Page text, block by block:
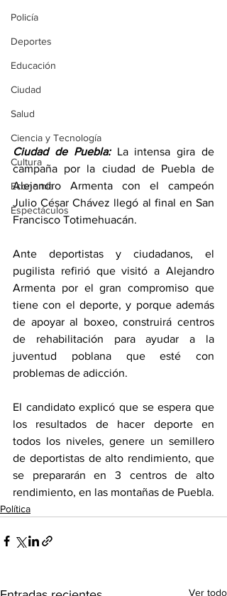
Policía
Deportes
Educación
Ciudad
Salud
Ciencia y Tecnología
Cultura
Economía
Espectáculos
Ciudad de Puebla: La intensa gira de
campaña por la ciudad de Puebla de
Alejandro Armenta con el campeón
Julio César Chávez llegó al final en San
Francisco Totimehuacán.
Ante deportistas y ciudadanos, el
pugilista refirió que visitó a Alejandro
Armenta por el gran compromiso que
tiene con el deporte, y porque además
de apoyar al boxeo, construirá centros
de rehabilitación para ayudar a la
juventud poblana que esté con
problemas de adicción.
El candidato explicó que se espera que
los resultados de hacer deporte en
todos los niveles, genere un semillero
de deportistas de alto rendimiento, que
se prepararán en 3 centros de alto
rendimiento, en las montañas de Puebla.
Política
Ver todo